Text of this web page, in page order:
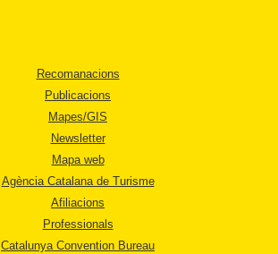
Recomanacions
Publicacions
Mapes/GIS
Newsletter
Mapa web
Agència Catalana de Turisme
Afiliacions
Professionals
Catalunya Convention Bureau